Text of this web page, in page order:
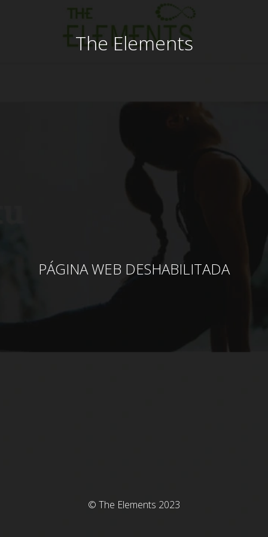
The Elements
PÁGINA WEB DESHABILITADA
© The Elements 2023